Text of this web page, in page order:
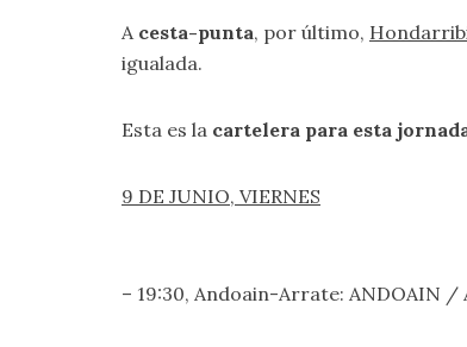
A cesta-punta, por último,
igualada.
Esta es la cartelera para esta
9 DE JUNIO, VIERNES
– 19:30, Andoain-Arrate: ANDOAIN /